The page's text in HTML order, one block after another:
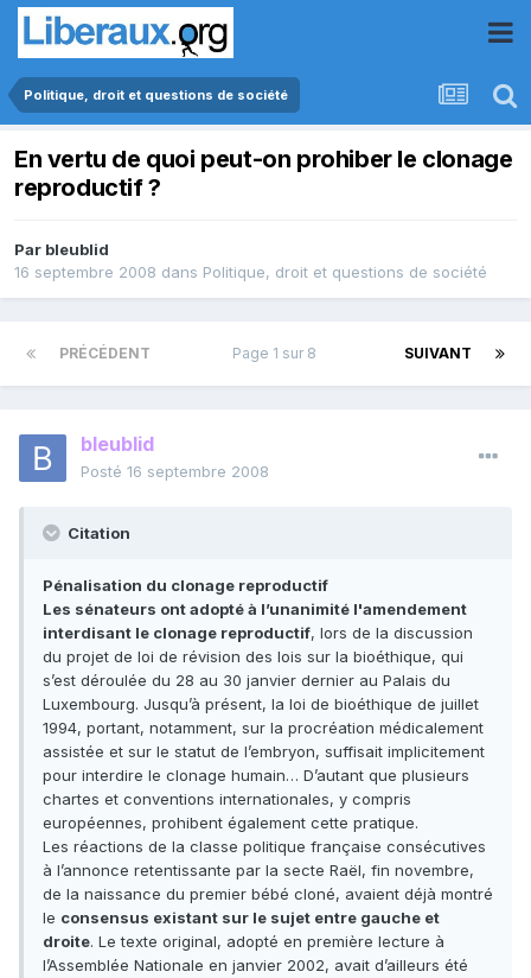
Politique, droit et questions de société
En vertu de quoi peut-on prohiber le clonage
reproductif ?
Par bleublid
16 septembre 2008 dans Politique, droit et questions de société
PRÉCÉDENT SUIVANT
Page 1 sur 8
bleublid
Posté 16 septembre 2008
Citation
Pénalisation du clonage reproductif
Les sénateurs ont adopté à l’unanimité l'amendement
interdisant le clonage reproductif, lors de la discussion
du projet de loi de révision des lois sur la bioéthique, qui
s’est déroulée du 28 au 30 janvier dernier au Palais du
Luxembourg. Jusqu’à présent, la loi de bioéthique de juillet
1994, portant, notamment, sur la procréation médicalement
assistée et sur le statut de l’embryon, suffisait implicitement
pour interdire le clonage humain… D’autant que plusieurs
chartes et conventions internationales, y compris
européennes, prohibent également cette pratique.
Les réactions de la classe politique française consécutives
à l’annonce retentissante par la secte Raël, fin novembre,
de la naissance du premier bébé cloné, avaient déjà montré
le consensus existant sur le sujet entre gauche et
droite. Le texte original, adopté en première lecture à
l’Assemblée Nationale en janvier 2002, avait d’ailleurs été